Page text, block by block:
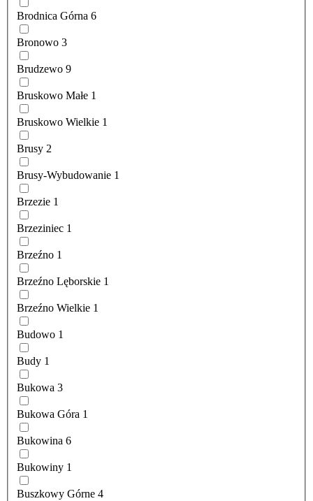
Brodnica Górna 6
Bronowo 3
Brudzewo 9
Bruskowo Małe 1
Bruskowo Wielkie 1
Brusy 2
Brusy-Wybudowanie 1
Brzezie 1
Brzeziniec 1
Brzeźno 1
Brzeźno Lęborskie 1
Brzeźno Wielkie 1
Budowo 1
Budy 1
Bukowa 3
Bukowa Góra 1
Bukowina 6
Bukowiny 1
Buszkowy Górne 4